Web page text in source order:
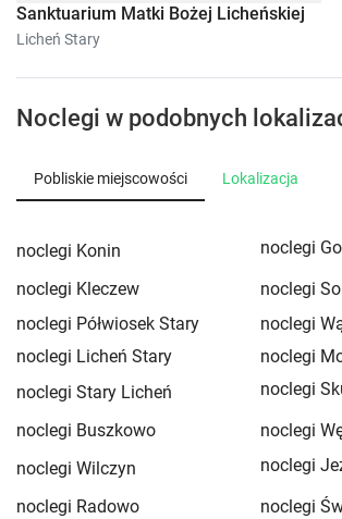
Sanktuarium Matki Bożej Licheńskiej
Licheń Stary
Noclegi w podobnych
Pobliskie miejscowości Lokalizacja
noclegi Konin
noclegi
noclegi Kleczew
noclegi
noclegi Półwiosek Stary
noclegi
noclegi Licheń Stary
noclegi
noclegi Stary Licheń
noclegi
noclegi Buszkowo
noclegi
noclegi Wilczyn
noclegi
noclegi Radowo
noclegi